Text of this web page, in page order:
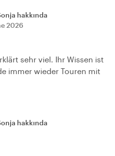
hakkında
2026
sehr viel. Ihr Wissen ist
immer wieder Touren mit
hakkında